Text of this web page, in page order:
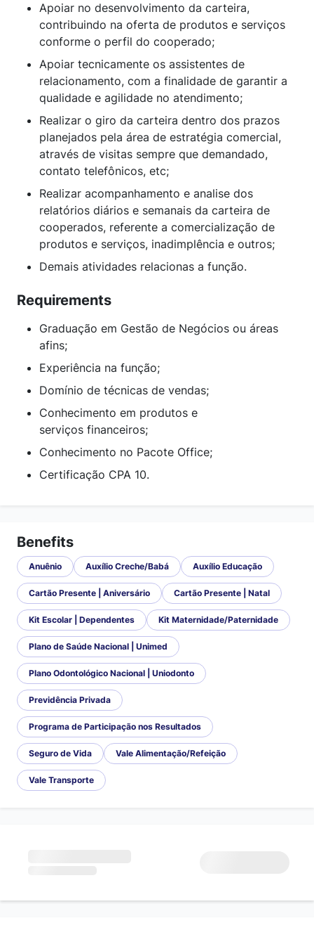
Apoiar no desenvolvimento da carteira,
contribuindo na oferta de produtos e serviços
conforme o perfil do cooperado;
Apoiar tecnicamente os assistentes de
relacionamento, com a finalidade de garantir a
qualidade e agilidade no atendimento;
Realizar o giro da carteira dentro dos prazos
planejados pela área de estratégia comercial,
através de visitas sempre que demandado,
contato telefônicos, etc;
Realizar acompanhamento e analise dos
relatórios diários e semanais da carteira de
cooperados, referente a comercialização de
produtos e serviços, inadimplência e outros;
Demais atividades relacionas a função.
Requirements
Graduação em Gestão de Negócios ou áreas
afins;
Experiência na função;
Domínio de técnicas de vendas;
Conhecimento em produtos e
serviços financeiros;
Conhecimento no Pacote Office;
Certificação CPA 10.
Benefits
Anuênio Auxílio Creche/Babá Auxílio Educação
Cartão Presente | Aniversário Cartão Presente | Natal
Kit Escolar | Dependentes Kit Maternidade/Paternidade
Plano de Saúde Nacional | Unimed
Plano Odontológico Nacional | Uniodonto
Previdência Privada
Programa de Participação nos Resultados
Seguro de Vida Vale Alimentação/Refeição
Vale Transporte